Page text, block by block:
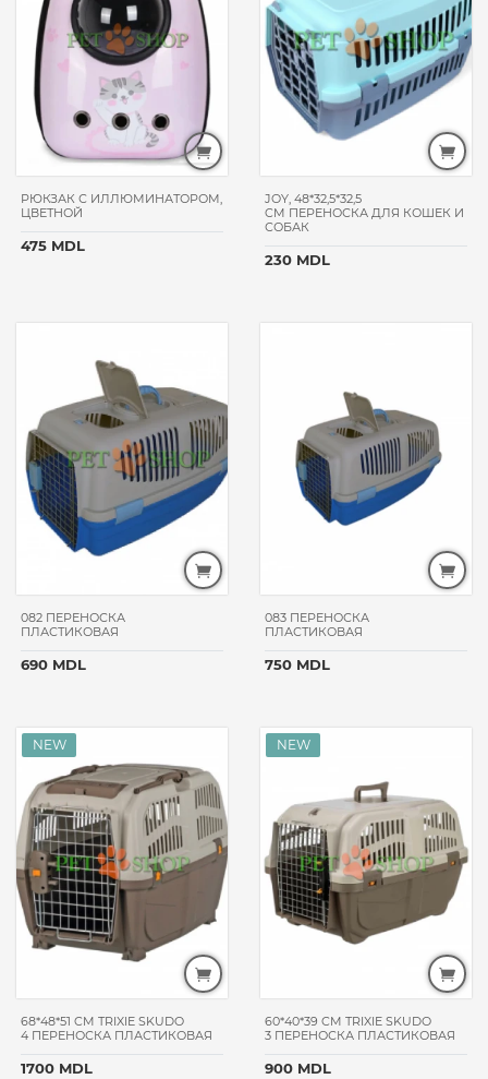
РЮКЗАК С ИЛЛЮМИНАТОРОМ,
ЦВЕТНОЙ
475 MDL
JOY, 48*32,5*32,5
CM ПЕРЕНОСКА ДЛЯ КОШЕК И
СОБАК
230 MDL
082 ПЕРЕНОСКА
ПЛАСТИКОВАЯ
690 MDL
083 ПЕРЕНОСКА
ПЛАСТИКОВАЯ
750 MDL
68*48*51 CM TRIXIE SKUDO
4 ПЕРЕНОСКА ПЛАСТИКОВАЯ
1700 MDL
60*40*39 CM TRIXIE SKUDO
3 ПЕРЕНОСКА ПЛАСТИКОВАЯ
900 MDL